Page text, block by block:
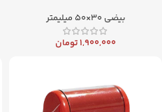
بیضی 30×50 میلیمتر
1,900,000تومان